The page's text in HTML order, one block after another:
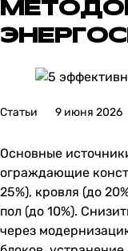
Статьи 9 июня 2026
Основные
ограждающие
25%), кровля (до
пол (до 10%).
через